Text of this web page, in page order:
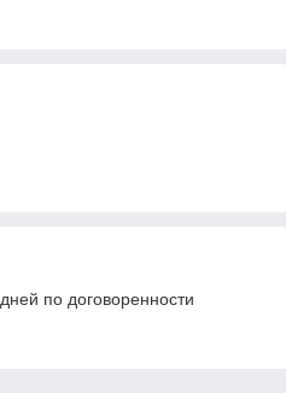
по договоренности